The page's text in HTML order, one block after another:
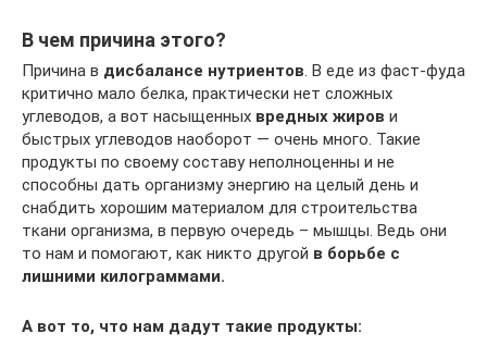
В чем причина этого?
Причина в дисбалансе нутриентов. В еде из фаст-фуда
критично мало белка, практически нет сложных
углеводов, а вот насыщенных вредных жиров и
быстрых углеводов наоборот — очень много. Такие
продукты по своему составу неполноценны и не
способны дать организму энергию на целый день и
снабдить хорошим материалом для строительства
ткани организма, в первую очередь – мышцы. Ведь они
то нам и помогают, как никто другой в борьбе с
лишними килограммами.
А вот то, что нам дадут такие продукты: